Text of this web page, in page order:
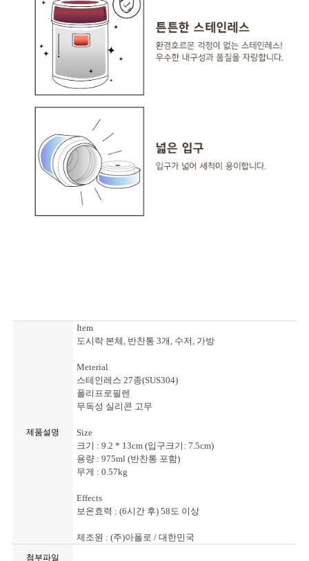
제품설명
Item
도시락 본체, 반찬통 3개, 수저, 가방
Meterial
스테인레스 27종(SUS304)
폴리프로필렌
무독성 실리콘 고무
Size
크기 : 9.2 * 13cm (입구크기: 7.5cm)
용량 : 975ml (반찬통 포함)
무게 : 0.57kg
Effects
보온효력 : (6시간 후) 58도 이상
제조원 : (주)아폴로 / 대한민국
첨부파일